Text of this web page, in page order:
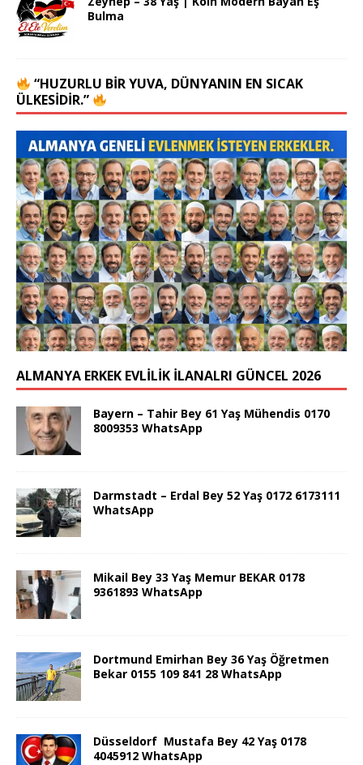
Bulma
“HUZURLU BIR YUVA, DÜNYANIN EN SICAK
ÜLKESIDIR.”
ALMANYA ERKEK EVLİLİK İLANALRI GÜNCEL 2026
Bayern – Tahir Bey 61 Yaş Mühendis 0170
8009353 WhatsApp
Darmstadt – Erdal Bey 52 Yaş 0172 6173111
WhatsApp
Mikail Bey 33 Yaş Memur BEKAR 0178
9361893 WhatsApp
Dortmund Emirhan Bey 36 Yaş Öğretmen
Bekar 0155 109 841 28 WhatsApp
Düsseldorf Mustafa Bey 42 Yaş 0178
4045912 WhatsApp